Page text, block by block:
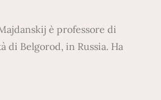
è professore di
di Belgorod, in Russia. Ha